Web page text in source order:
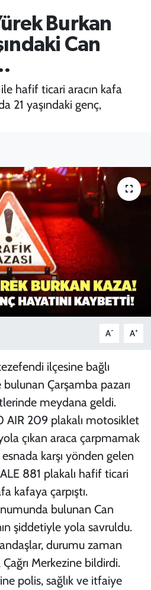
Burkan
Can
hafif ticari aracın kafa
21 yaşındaki genç,
A- A+
ilçesine bağlı
Çarşamba pazarı
meydana geldi.
AIR 209 plakalı motosiklet
çıkan araca çarpmamak
karşı yönden gelen
ALE 881 plakalı hafif ticari
kafaya çarpıştı.
bulunan Can
şiddetiyle yola savruldu.
durumu zaman
Merkezine bildirdi.
polis, sağlık ve itfaiye